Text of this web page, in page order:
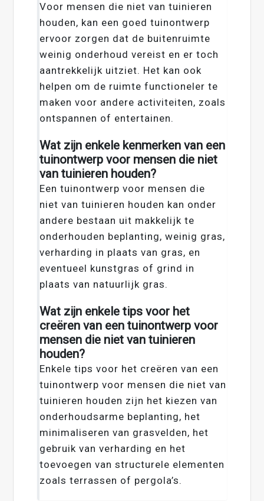
Voor mensen die niet van tuinieren
houden, kan een goed tuinontwerp
ervoor zorgen dat de buitenruimte
weinig onderhoud vereist en er toch
aantrekkelijk uitziet. Het kan ook
helpen om de ruimte functioneler te
maken voor andere activiteiten, zoals
ontspannen of entertainen.
Wat zijn enkele kenmerken van een
tuinontwerp voor mensen die niet
van tuinieren houden?
Een tuinontwerp voor mensen die
niet van tuinieren houden kan onder
andere bestaan uit makkelijk te
onderhouden beplanting, weinig gras,
verharding in plaats van gras, en
eventueel kunstgras of grind in
plaats van natuurlijk gras.
Wat zijn enkele tips voor het
creëren van een tuinontwerp voor
mensen die niet van tuinieren
houden?
Enkele tips voor het creëren van een
tuinontwerp voor mensen die niet van
tuinieren houden zijn het kiezen van
onderhoudsarme beplanting, het
minimaliseren van grasvelden, het
gebruik van verharding en het
toevoegen van structurele elementen
zoals terrassen of pergola’s.